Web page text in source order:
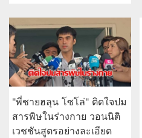
"พี่ชายฮลุน โซโล่" ติดใจปม
สารพิษในร่างกาย วอนนิติ
เวชชันสูตรอย่างละเอียด